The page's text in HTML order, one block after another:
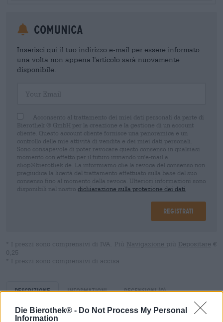
Die Bierothek® - Do Not Process My Personal
Information
Comunica
Inserisci qui il tuo indirizzo e-mail per essere informato
una volta non appena l'articolo sarà nuovamente
disponibile.
Acconsento al trattamento dei miei dati personali da parte di
Bierothek ® GmbH per la creazione e la gestione di un account
cliente. Questo account cliente fornisce una panoramica e un
controllo delle mie attività di vendita e dei miei dati personali.
Sono consapevole di poter revocare questo consenso in qualsiasi
momento con effetto per il futuro inviando un'e-mail a
shop@bierothek.de. La informiamo che la revoca del consenso non
pregiudica la liceità del trattamento effettuato sulla base del suo
consenso fino al momento della revoca. Ulteriori informazioni sono
disponibili nel nostro dichiarazione sulla protezione dei dati
Registrati
* I prezzi sono comprensivi di IVA. Più Navigazione più Depositare €
0,25
* I prezzi sono comprensivi di accisa
Descrizione Informazioni Recensioni(0)